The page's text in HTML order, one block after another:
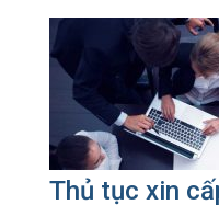
Thủ tục xin